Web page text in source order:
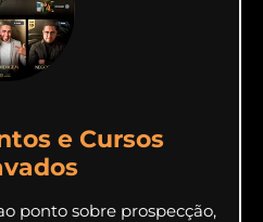
e Cursos
ponto sobre prospecção,